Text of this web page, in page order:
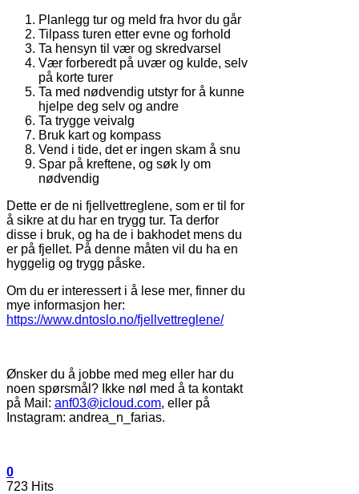
Planlegg tur og meld fra hvor du går
Tilpass turen etter evne og forhold
Ta hensyn til vær og skredvarsel
Vær forberedt på uvær og kulde, selv
på korte turer
Ta med nødvendig utstyr for å kunne
hjelpe deg selv og andre
Ta trygge veivalg
Bruk kart og kompass
Vend i tide, det er ingen skam å snu
Spar på kreftene, og søk ly om
nødvendig
Dette er de ni fjellvettreglene, som er til for
å sikre at du har en trygg tur. Ta derfor
disse i bruk, og ha de i bakhodet mens du
er på fjellet. På denne måten vil du ha en
hyggelig og trygg påske.
Om du er interessert i å lese mer, finner du
mye informasjon her:
https://www.dntoslo.no/fjellvettreglene/
Ønsker du å jobbe med meg eller har du
noen spørsmål? Ikke nøl med å ta kontakt
på Mail: anf03@icloud.com, eller på
Instagram: andrea_n_farias.
0
723 Hits